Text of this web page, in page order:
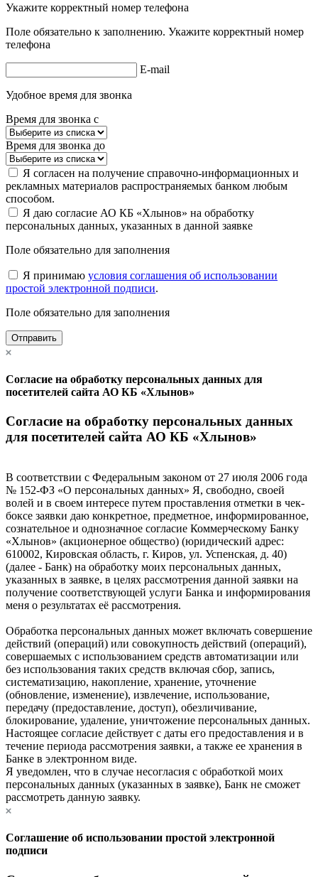
Укажите корректный номер телефона
Поле обязательно к заполнению. Укажите корректный номер
телефона
E-mail
Удобное время для звонка
Время для звонка с
Время для звонка до
Я согласен на получение справочно-информационных и
рекламных материалов распространяемых банком любым
способом.
Я даю согласие АО КБ «Хлынов» на обработку
персональных данных, указанных в данной заявке
Поле обязательно для заполнения
Я принимаю условия соглашения об использовании
простой электронной подписи.
Поле обязательно для заполнения
Отправить
Согласие на обработку персональных данных для
посетителей сайта АО КБ «Хлынов»
Согласие на обработку персональных данных
для посетителей сайта АО КБ «Хлынов»
В соответствии с Федеральным законом от 27 июля 2006 года
№ 152-ФЗ «О персональных данных» Я, свободно, своей
волей и в своем интересе путем проставления отметки в чек-
боксе заявки даю конкретное, предметное, информированное,
сознательное и однозначное согласие Коммерческому Банку
«Хлынов» (акционерное общество) (юридический адрес:
610002, Кировская область, г. Киров, ул. Успенская, д. 40)
(далее - Банк) на обработку моих персональных данных,
указанных в заявке, в целях рассмотрения данной заявки на
получение соответствующей услуги Банка и информирования
меня о результатах её рассмотрения.
Обработка персональных данных может включать совершение
действий (операций) или совокупность действий (операций),
совершаемых с использованием средств автоматизации или
без использования таких средств включая сбор, запись,
систематизацию, накопление, хранение, уточнение
(обновление, изменение), извлечение, использование,
передачу (предоставление, доступ), обезличивание,
блокирование, удаление, уничтожение персональных данных.
Настоящее согласие действует с даты его предоставления и в
течение периода рассмотрения заявки, а также ее хранения в
Банке в электронном виде.
Я уведомлен, что в случае несогласия с обработкой моих
персональных данных (указанных в заявке), Банк не сможет
рассмотреть данную заявку.
Соглашение об использовании простой электронной
подписи